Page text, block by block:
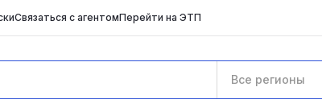
Связаться с агентомПерейти на ЭТП
Все регионы